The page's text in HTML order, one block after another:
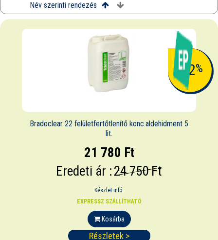
Név szerinti rendezés
-12%
Bradoclear 22 felületfertőtlenítő konc.aldehidment 5
lit.
21 780 Ft
Eredeti ár :24 750 Ft
Készlet infó:
EXPRESSZ SZÁLLÍTHATÓ
Kosárba
Részletek >